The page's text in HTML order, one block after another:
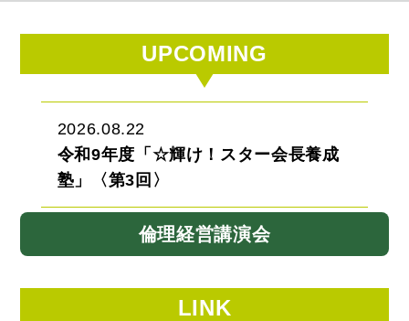
UPCOMING
2026.08.22
令和9年度「☆輝け！スター会長養成
塾」〈第3回〉
倫理経営講演会
LINK